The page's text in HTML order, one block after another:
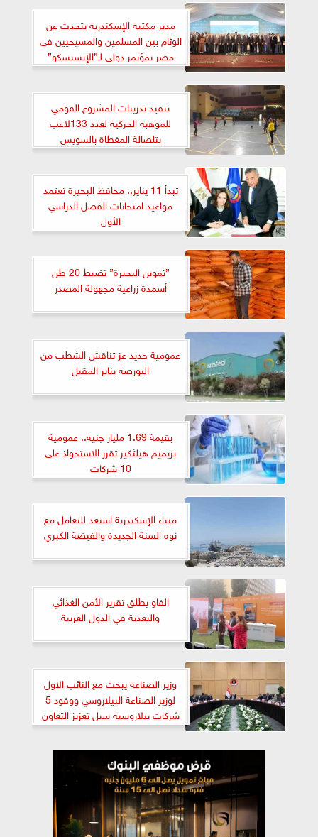
مدير مكتبة الإسكندرية يتحدث عن
الوئام بين المسلمين والمسيحيين فى
مصر بمؤتمر دولى لـ”الإيسيسكو”
تنفيذ تدريبات المشروع القومي
للموهبة الحركية لعدد 133لاعب
بتلصالة المغطاة بالسويس
تبدأ 11 يناير.. محافظ البحيرة تعتمد
مواعيد امتحانات الفصل الدراسي
الأول
”تموين البحيرة” تضبط 20 طن
أسمدة زراعية مجهولة المصدر
عمومية حديد عز تناقش الشطب من
البورصة يناير المقبل
بقيمة 1.69 مليار جنيه.. عمومية
بريميم هيلثكير تقرر الاستحواذ على
10 شركات
ميناء الإسكندرية استعد للتعامل مع
نوه السنة الجديدة والفيضة الكبري
الفاو يطلق تقرير الأمن الغذائي
والتغذية في الدول العربية
وزير الصناعة يبحث مع النائب الاول
لوزير الصناعة البيلاروسي ووفود 5
شركات بيلاروسية سبل تعزيز التعاون